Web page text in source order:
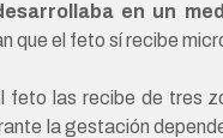
en un
que el feto sí recibe
feto las recibe de tres
la gestación